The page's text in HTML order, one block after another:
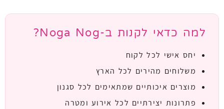
למה כדאי לקנות ב-Noga Nog?
יחס אישי לכל לקוח
משלוחים מהירים לכל הארץ
מוצרים איכותיים שמתאימים לכל סגנון
פתרונות יצירתיים לכל אירוע ומטרה